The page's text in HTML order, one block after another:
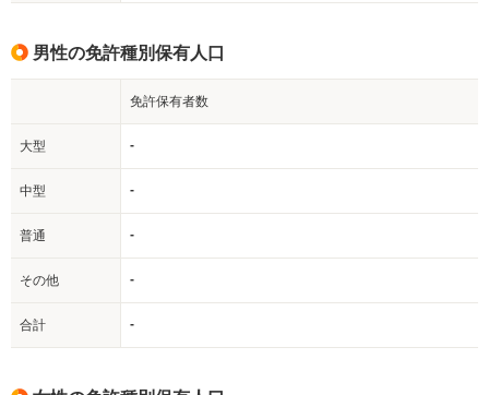
男性の免許種別保有人口
免許保有者数
大型 -
中型 -
普通 -
その他 -
合計 -